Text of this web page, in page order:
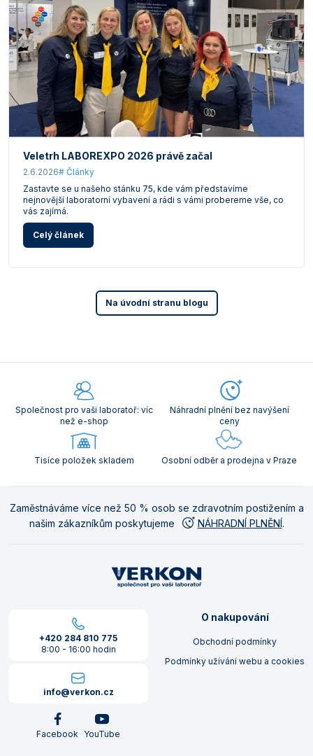
Veletrh LABOREXPO 2026 právě začal
2.6.2026# Články
Zastavte se u našeho stánku 75, kde vám představíme
nejnovější laboratorní vybavení a rádi s vámi probereme vše, co
vás zajímá.
Celý článek
Na úvodní stranu blogu
Společnost pro vaši laboratoř: víc
než e-shop
Náhradní plnění bez navýšení
ceny
Tisíce položek skladem Osobní odběr a prodejna v Praze
Zaměstnáváme více než 50 % osob se zdravotním postižením a
našim zákazníkům poskytujeme
NÁHRADNÍ PLNĚNÍ.
+420 284 810 775
8:00 - 16:00 hodin
info@verkon.cz
Facebook YouTube
O nakupování
Obchodní podmínky
Podmínky užívání webu a cookies